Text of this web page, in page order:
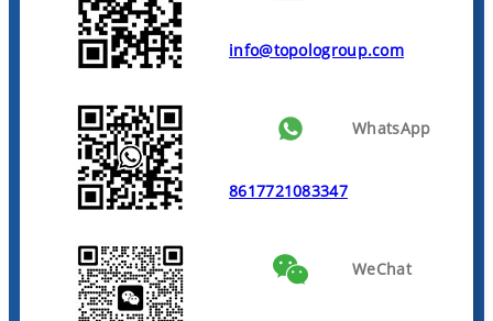
info@topologroup.com
WhatsApp
8617721083347
WeChat